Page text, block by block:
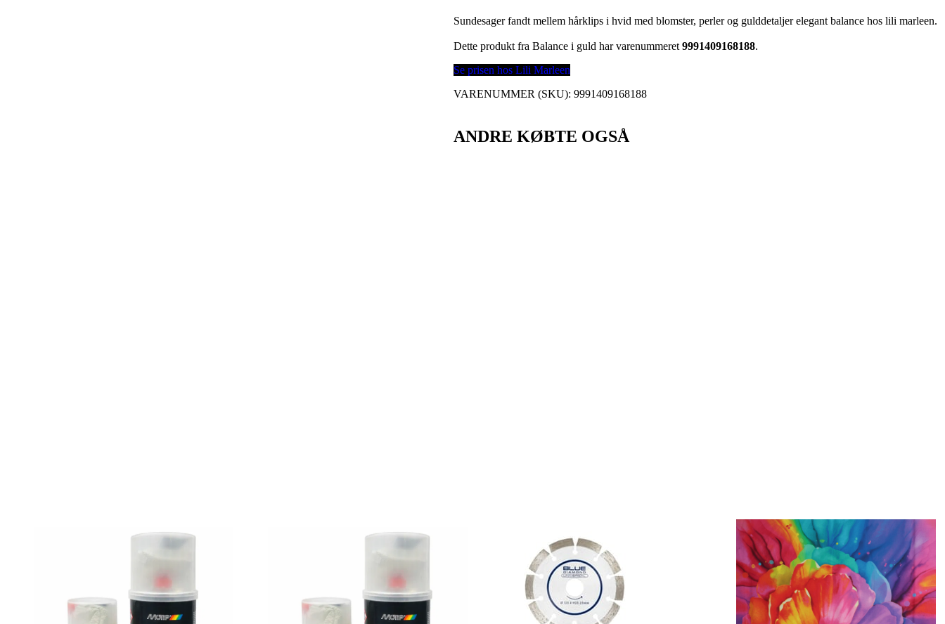
Sundesager fandt mellem hårklips i hvid med blomster, perler og gulddetaljer elegant balance hos lili marleen.
Dette produkt fra Balance i guld har varenummeret9991409168188.
Se prisen hos Lili Marleen
VARENUMMER (SKU):9991409168188
ANDRE KØBTE OGSÅ